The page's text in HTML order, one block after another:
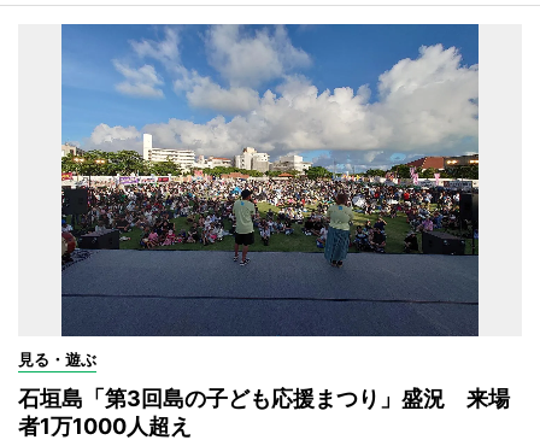
見る・遊ぶ
石垣島「第3回島の子ども応援まつり」盛況 来場
者1万1000人超え